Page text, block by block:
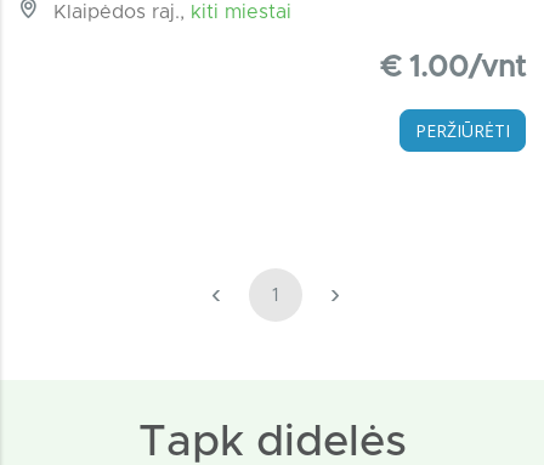
Klaipėdos raj., kiti miestai
€ 1.00/vnt
PERŽIŪRĖTI
‹ 1 ›
Tapk didelės